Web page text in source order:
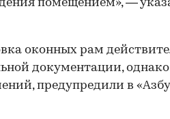
помещением», —
оконных рам
документации,
предупредили в